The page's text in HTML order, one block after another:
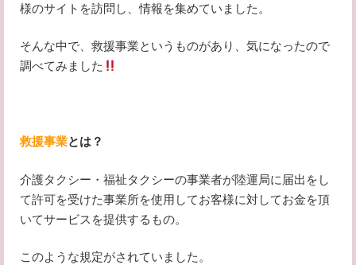
様のサイトを訪問し、情報を集めていました。
そんな中で、救援事業というものがあり、気になったので
調べてみました
救援事業とは？
介護タクシー・福祉タクシーの事業者が陸運局に届出をし
て許可を受けた事業所を使用してお客様に対してお金を頂
いてサービスを提供するもの。
このような規定がされていました。